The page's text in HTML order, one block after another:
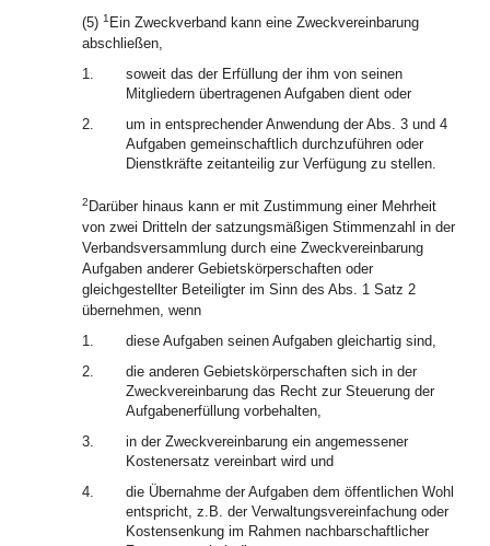
(5) 1 Ein Zweckverband kann eine Zweckvereinbarung
abschließen,
1.
soweit das der Erfüllung der ihm von seinen
Mitgliedern übertragenen Aufgaben dient oder
2.
um in entsprechender Anwendung der Abs. 3 und 4
Aufgaben gemeinschaftlich durchzuführen oder
Dienstkräfte zeitanteilig zur Verfügung zu stellen.
2 Darüber hinaus kann er mit Zustimmung einer Mehrheit
von zwei Dritteln der satzungsmäßigen Stimmenzahl in der
Verbandsversammlung durch eine Zweckvereinbarung
Aufgaben anderer Gebietskörperschaften oder
gleichgestellter Beteiligter im Sinn des Abs. 1 Satz 2
übernehmen, wenn
1.
diese Aufgaben seinen Aufgaben gleichartig sind,
2.
die anderen Gebietskörperschaften sich in der
Zweckvereinbarung das Recht zur Steuerung der
Aufgabenerfüllung vorbehalten,
3.
in der Zweckvereinbarung ein angemessener
Kostenersatz vereinbart wird und
4.
die Übernahme der Aufgaben dem öffentlichen Wohl
entspricht, z.B. der Verwaltungsvereinfachung oder
Kostensenkung im Rahmen nachbarschaftlicher